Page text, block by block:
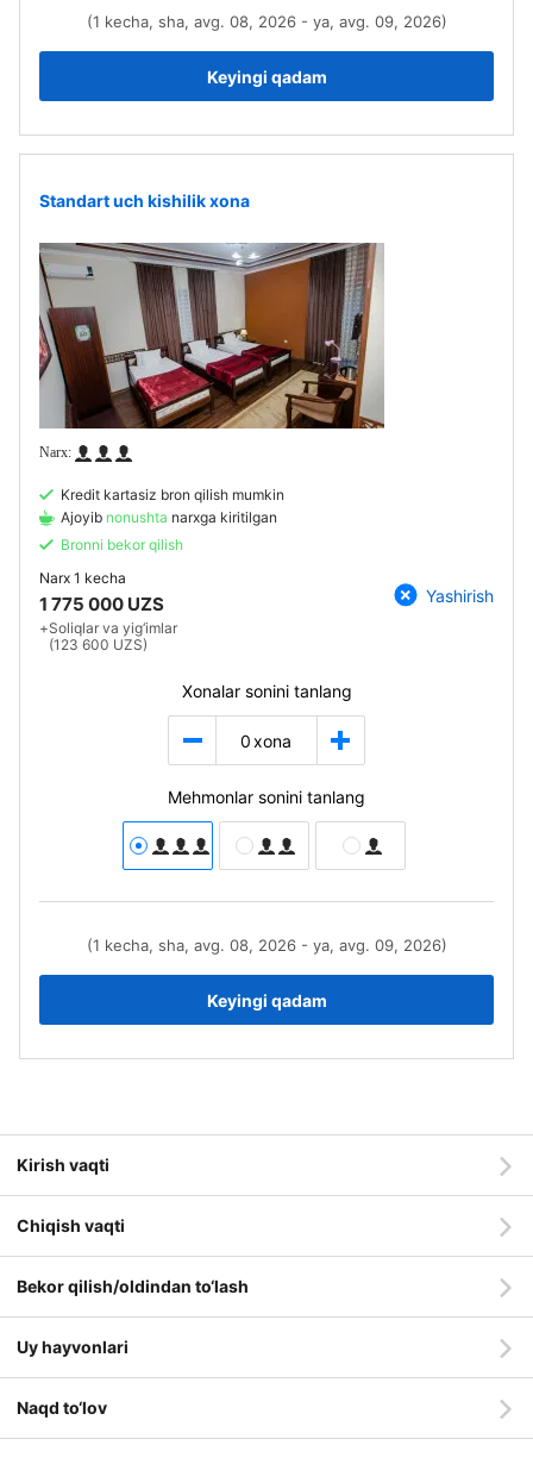
(1 kecha, sha, avg. 08, 2026 - ya, avg. 09, 2026)
Keyingi qadam
Standart uch kishilik xona
Kredit kartasiz bron qilish mumkin
Ajoyib nonushta narxga kiritilgan
Bronni bekor qilish
Narx 1 kecha
1 775 000 UZS
+Soliqlar va yig‘imlar
(123 600 UZS)
Yashirish
Xonalar sonini tanlang
0 xona
Mehmonlar sonini tanlang
(1 kecha, sha, avg. 08, 2026 - ya, avg. 09, 2026)
Keyingi qadam
Kirish vaqti
Chiqish vaqti
Bekor qilish/oldindan to‘lash
Uy hayvonlari
Naqd to‘lov